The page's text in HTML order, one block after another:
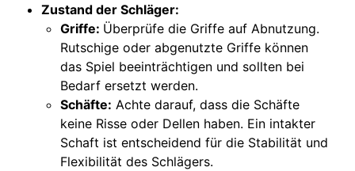
Zustand der Schläger:
Griffe: Überprüfe die Griffe auf Abnutzung.
Rutschige oder abgenutzte Griffe können
das Spiel beeinträchtigen und sollten bei
Bedarf ersetzt werden.
Schäfte: Achte darauf, dass die Schäfte
keine Risse oder Dellen haben. Ein intakter
Schaft ist entscheidend für die Stabilität und
Flexibilität des Schlägers.